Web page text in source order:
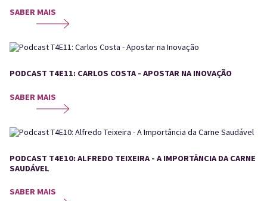
SABER MAIS
PODCAST T4E11: CARLOS COSTA - APOSTAR NA INOVAÇÃO
SABER MAIS
PODCAST T4E10: ALFREDO TEIXEIRA - A IMPORTÂNCIA DA CARNE
SAUDÁVEL
SABER MAIS